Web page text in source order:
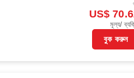
US$
মূল্য/
বুক করুন